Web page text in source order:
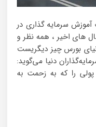
سرمایه گذاری در
های اخیر ، همه نظر و
بورس چیز دیگریست
دنیا می‌گوید:
پولی را که به زحمت به